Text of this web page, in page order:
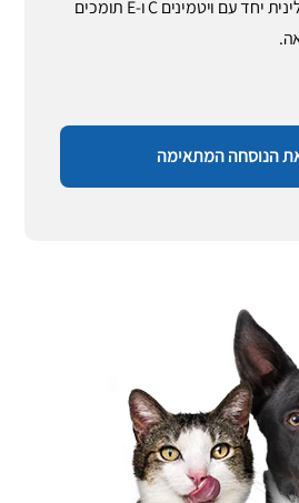
נוגדי חמצון מוכחים קלינית יחד עם ויטמינים C ו-E תומכים
הנוסחה המתאימה